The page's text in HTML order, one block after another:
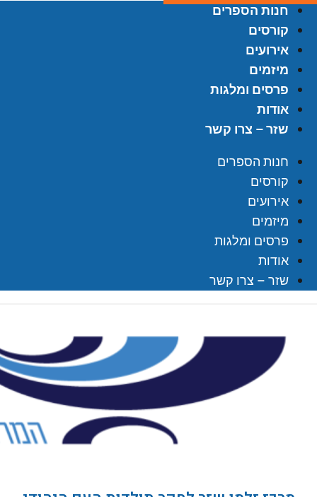
חנות הספרים
קורסים
אירועים
מיזמים
פרסים ומלגות
אודות
שזר – צרו קשר
חנות הספרים
קורסים
אירועים
מיזמים
פרסים ומלגות
אודות
שזר – צרו קשר